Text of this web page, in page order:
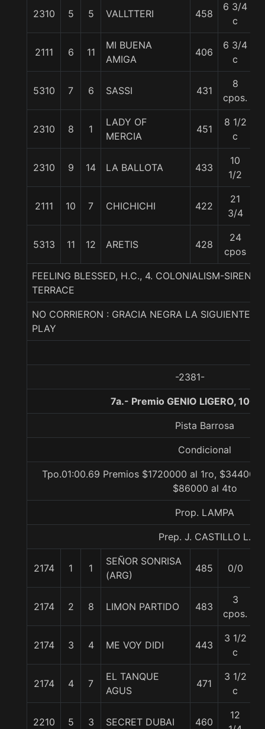
2310 5 5 VALLTTERI 458
6 3/4
c
2111 6 11
MI BUENA
AMIGA
406
6 3/4
c
5310 7 6 SASSI 431
8
cpos.
2310 8 1
LADY OF
MERCIA
451
8 1/2
c
2310 9 14 LA BALLOTA 433
10
1/2
2111 10 7 CHICHICHI 422
21
3/4
5313 11 12 ARETIS 428
24
cpos
FEELING BLESSED, H.C., 4. COLONIALISM-SIRENA
TERRACE
NO CORRIERON : GRACIA NEGRA LA SIGUIENTE
PLAY
-2381-
7a.- Premio GENIO LIGERO,
Pista Barrosa
Condicional
Tpo.01:00.69 Premios $1720000 al 1ro,
$86000 al 4to
Prop. LAMPA
Prep. J. CASTILLO L.
2174 1 1
SEÑOR SONRISA
(ARG)
485 0/0
2174 2 8 LIMON PARTIDO 483
3
cpos.
2174 3 4 ME VOY DIDI 443
3 1/2
c
2174 4 7
EL TANQUE
AGUS
471
3 1/2
c
2210 5 3 SECRET DUBAI 460
12